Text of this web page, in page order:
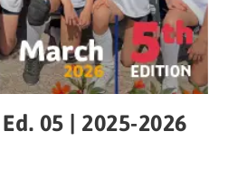
05 | 2025-2026